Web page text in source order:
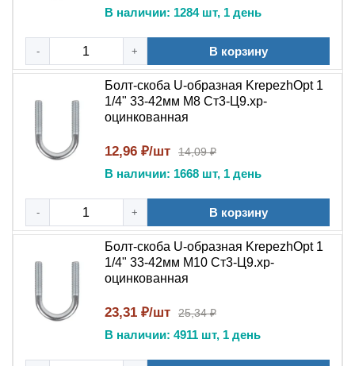
В наличии: 1284 шт, 1 день
- + В корзину
Болт-скоба U-образная KrepezhOpt 1
1/4" 33-42мм М8 Ст3-Ц9.хр-
оцинкованная
12,96 ₽/шт 14,09 ₽
В наличии: 1668 шт, 1 день
- + В корзину
Болт-скоба U-образная KrepezhOpt 1
1/4" 33-42мм М10 Ст3-Ц9.хр-
оцинкованная
23,31 ₽/шт 25,34 ₽
В наличии: 4911 шт, 1 день